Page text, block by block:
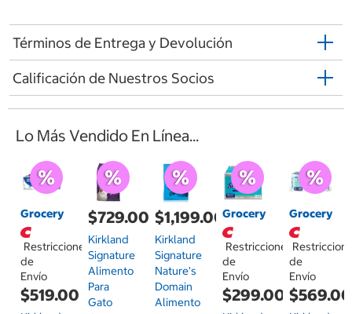
Términos de Entrega y Devolución
Calificación de Nuestros Socios
Lo Más Vendido En Línea...
Grocery
Restricciones
de
Envío
$519.00
$729.00
Kirkland
Signature
Alimento
Para
Gato
$1,199.00
Kirkland
Signature
Nature's
Domain
Alimento
Grocery
Restricciones
de
Envío
$299.00
Grocery
de
Envío
$569.00